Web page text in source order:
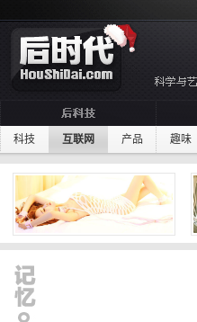
科技 互联网 产品 趣味